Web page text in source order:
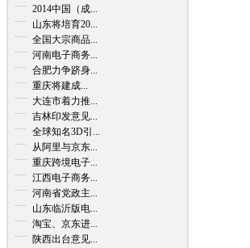
2014中国（成...
山东将培育20...
全国大宗商品...
河南电子商务...
合肥力争跻身...
重庆将建成...
大连市着力推...
吉林印发意见...
全球知名3D引...
从阿里与京东...
重庆跨境电子...
江西电子商务...
河南省党政主...
山东临沂版电...
淘宝、京东进...
陕西出台意见...